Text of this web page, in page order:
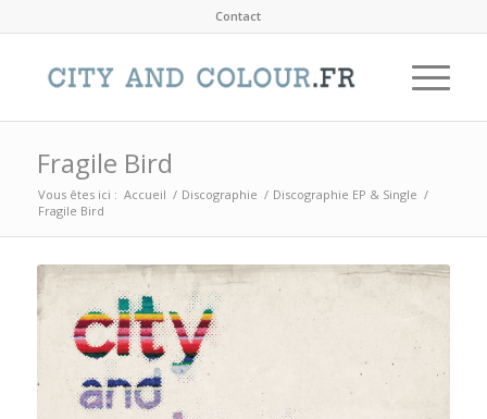
Contact
Fragile Bird
Vous êtes ici : Accueil / Discographie / Discographie EP & Single /
Fragile Bird